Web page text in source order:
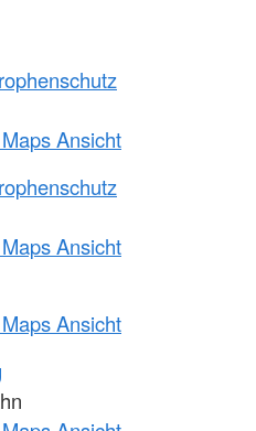
Ansicht
Ansicht
Ansicht